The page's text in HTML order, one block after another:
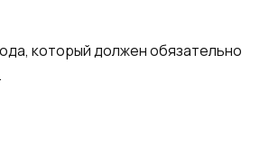
который должен обязательно